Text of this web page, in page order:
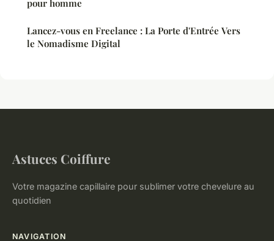
pour homme
Lancez-vous en Freelance : La Porte d'Entrée Vers
le Nomadisme Digital
Astuces Coiffure
Votre magazine capillaire pour sublimer votre chevelure au
quotidien
NAVIGATION